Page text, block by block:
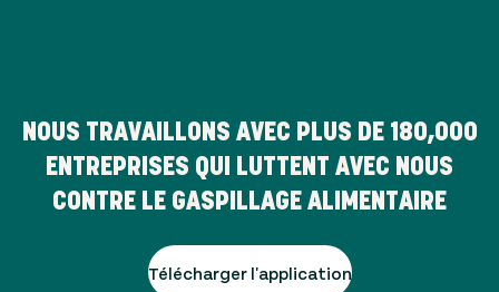
NOUS TRAVAILLONS AVEC PLUS DE 180,000
ENTREPRISES QUI LUTTENT AVEC NOUS
CONTRE LE GASPILLAGE ALIMENTAIRE
Télécharger l'application